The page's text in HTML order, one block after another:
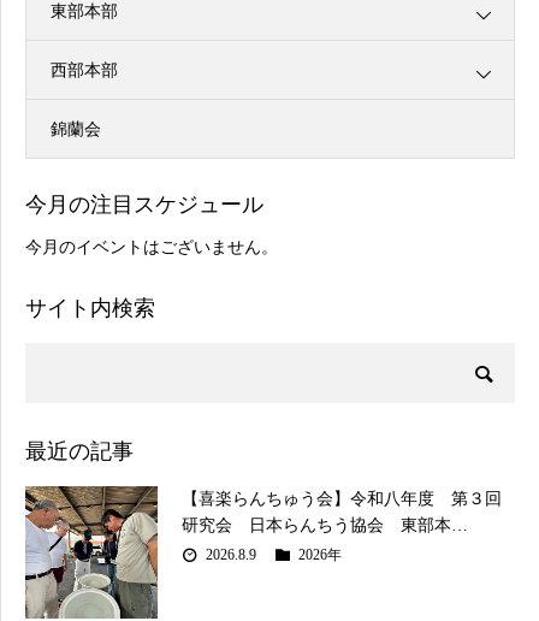
東部本部
西部本部
錦蘭会
今月の注目スケジュール
今月のイベントはございません。
サイト内検索
最近の記事
【喜楽らんちゅう会】令和八年度 第３回
研究会 日本らんちう協会 東部本…
2026.8.9 2026年